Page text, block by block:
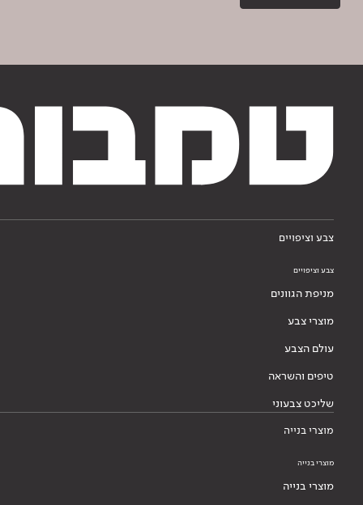
צבע וציפויים
צבע וציפויים
מניפת הגוונים
מוצרי צבע
עולם הצבע
טיפים והשראה
שליכט צבעוני
מוצרי בנייה
מוצרי בנייה
מוצרי בנייה